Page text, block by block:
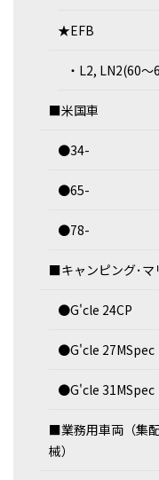
★EFB
・L2, LN2(60～
■米国車
●34-
●65-
●78-
■キャンピング･マ
●G'cle 24CP
●G'cle 27MSpec
●G'cle 31MSpec
■業務用車両（集
械）